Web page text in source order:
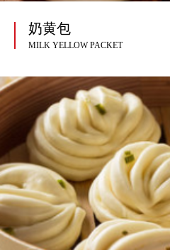
奶黄包
MILK YELLOW PACKET